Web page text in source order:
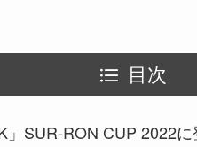
目次
」SUR-RON CUP 2022